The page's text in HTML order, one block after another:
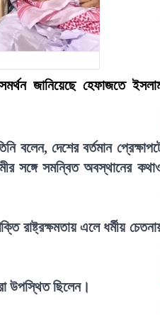
জানিয়েছে হেফাজতে
বলেন, দেশের বর্তমান
সঙ্গে সমন্বিত অবস্থানের
রাষ্ট্রক্ষমতায় এলে ধর্মীয়
উপস্থিত ছিলেন।